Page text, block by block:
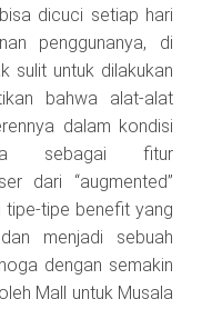
dicuci setiap hari
penggunanya, di
sulit untuk dilakukan
bahwa alat-alat
dalam kondisi
sebagai fitur
dari “augmented”
tipe-tipe benefit yang
menjadi sebuah
dengan semakin
Mall untuk Musala